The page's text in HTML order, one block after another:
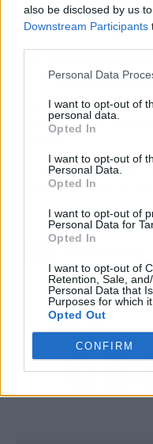
also be disclosed by us
Downstream Participants
Personal Data
I want to opt-out of
personal data.
Opted In
I want to opt-out of
Personal Data.
Opted In
I want to opt-out of
Personal Data for
Opted In
I want to opt-out of
Retention, Sale,
Personal Data that
Purposes for which
Opted Out
CONFIRM
El resumen
años y la crítica la
¿Por qué importa?Es
ficción alienígena, con
¿Nos afecta o es
semana: mañana hay
Artículo anterior
fatal": El secreto de
Mena sobre su peor
momento en directo
a la luz